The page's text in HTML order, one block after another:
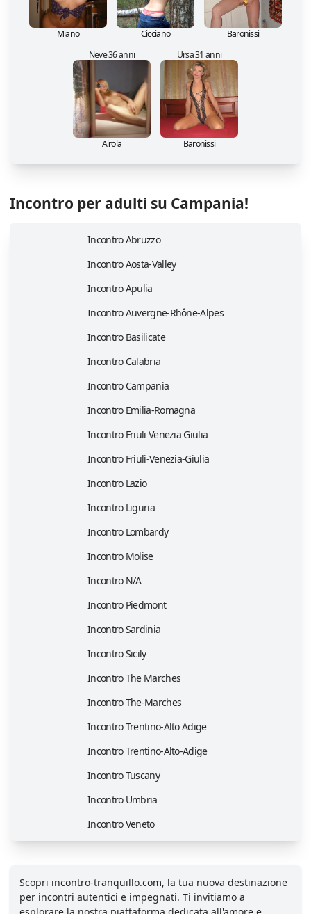
Miano Cicciano
Baronissi
Neve 36 anni
Airola
Ursa 31 anni
Baronissi
Incontro per adulti su Campania!
Incontro Abruzzo
Incontro Aosta-Valley
Incontro Apulia
Incontro Auvergne-Rhône-Alpes
Incontro Basilicate
Incontro Calabria
Incontro Campania
Incontro Emilia-Romagna
Incontro Friuli Venezia Giulia
Incontro Friuli-Venezia-Giulia
Incontro Lazio
Incontro Liguria
Incontro Lombardy
Incontro Molise
Incontro N/A
Incontro Piedmont
Incontro Sardinia
Incontro Sicily
Incontro The Marches
Incontro The-Marches
Incontro Trentino-Alto Adige
Incontro Trentino-Alto-Adige
Incontro Tuscany
Incontro Umbria
Incontro Veneto
Scopri incontro-tranquillo.com, la tua nuova destinazione
per incontri autentici e impegnati. Ti invitiamo a